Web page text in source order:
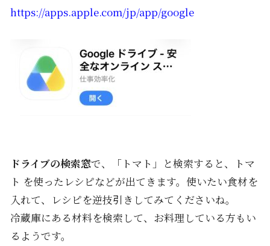
https://apps.apple.com/jp/app/google
ドライブの検索窓で、「トマト」と検索すると、トマ
ト を使ったレシピなどが出てきます。使いたい食材を
入れて、レシピを逆技引きしてみてくださいね。
冷蔵庫にある材料を検索して、お料理している方もい
るようです。